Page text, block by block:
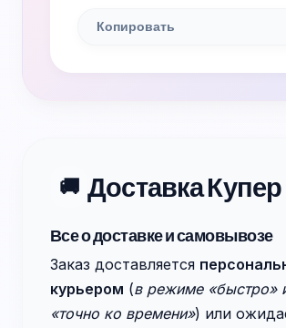
Копировать
🚚 Доставка Купер
Все о доставке и самовывозе
Заказ доставляется
курьером (в режиме «быстро»
«точно ко времени») или